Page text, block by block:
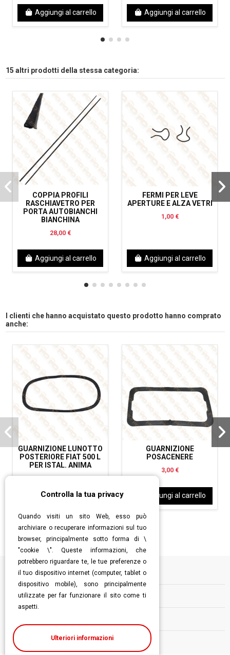
Aggiungi al carrello Aggiungi al carrello
15 altri prodotti della stessa categoria:
COPPIA PROFILI
RASCHIAVETRO PER
PORTA AUTOBIANCHI
BIANCHINA
28,00 €
Aggiungi al carrello
FERMI PER LEVE
APERTURE E ALZA VETRI
1,00 €
Aggiungi al carrello
I clienti che hanno acquistato questo prodotto hanno comprato
anche:
GUARNIZIONE LUNOTTO
POSTERIORE FIAT 500 L
PER ISTAL. ANIMA
Aggiungi al carrello
GUARNIZIONE
POSACENERE
3,00 €
Aggiungi al carrello
Informazioni
Follow us
Controlla la tua privacy
Quando visiti un sito Web, esso può
archiviare o recuperare informazioni sul tuo
browser, principalmente sotto forma di \
"cookie \". Queste informazioni, che
potrebbero riguardare te, le tue preferenze o
il tuo dispositivo internet (computer, tablet o
dispositivo mobile), sono principalmente
utilizzate per far funzionare il sito come ti
aspetti.
Ulteriori informazioni